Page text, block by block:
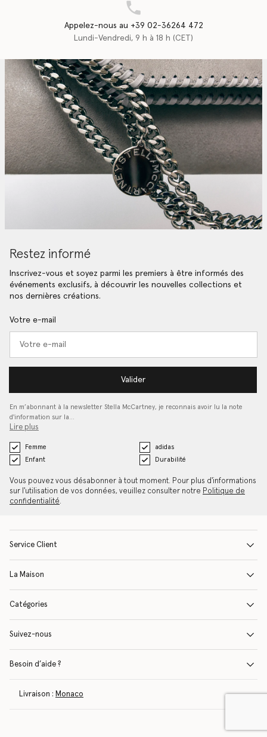
Appelez-nous au +39 02-36264 472
Lundi-Vendredi, 9 h à 18 h (CET)
Restez informé
Inscrivez-vous et soyez parmi les premiers à être informés des
événements exclusifs, à découvrir les nouvelles collections et
nos dernières créations.
Votre e-mail
Valider
En m’abonnant à la newsletter Stella McCartney, je reconnais avoir lu la note
d'information sur la…
Lire plus
Femme
adidas
Enfant
Durabilité
Vous pouvez vous désabonner à tout moment. Pour plus d'informations
sur l'utilisation de vos données, veuillez consulter notre Politique de
confidentialité.
Service Client
La Maison
Catégories
Suivez-nous
Besoin d’aide ?
Livraison : Monaco